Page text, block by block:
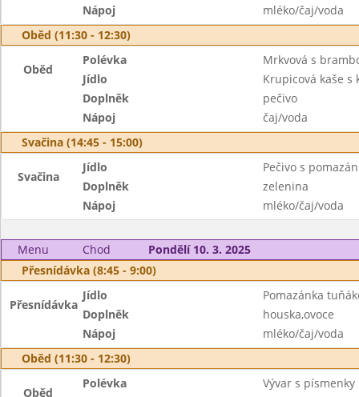
Nápoj
mléko/čaj/voda
Oběd (11:30 - 12:30)
Oběd
Polévka
Mrkvová s
Jídlo
Krupicová kaše s
Doplněk
pečivo
Nápoj
čaj/voda
Svačina (14:45 - 15:00)
Svačina
Jídlo
Pečivo s
Doplněk
zelenina
Nápoj
mléko/čaj/voda
Menu Chod
Pondělí 10. 3. 2025
Přesnídávka (8:45 - 9:00)
Přesnídávka
Jídlo
Pomazánka
Doplněk
houska,ovoce
Nápoj
mléko/čaj/voda
Oběd (11:30 - 12:30)
Oběd
Polévka
Vývar s písmenky